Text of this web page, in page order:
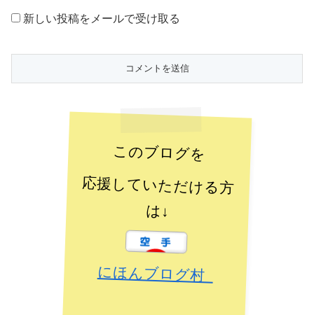
新しい投稿をメールで受け取る
このブログを
応援していただける方
は↓
にほんブログ村